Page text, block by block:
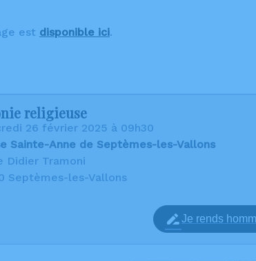
est disponible ici.
religieuse
26 février 2025 à 09h30
Sainte-Anne de Septèmes-les-Vallons
Didier Tramoni
Septèmes-les-Vallons
Je rends